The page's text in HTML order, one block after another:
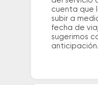
cuenta que
subir a
fecha de
sugerimos
anticipación.